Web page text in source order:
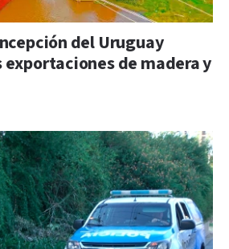
del Uruguay
exportaciones de madera y